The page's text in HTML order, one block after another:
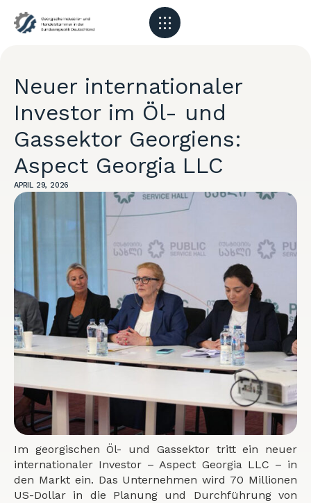
Neuer internationaler
Investor im Öl- und
Gassektor Georgiens:
Aspect Georgia LLC
APRIL 29, 2026
Im georgischen Öl- und Gassektor tritt ein neuer
internationaler Investor – Aspect Georgia LLC – in
den Markt ein. Das Unternehmen wird 70 Millionen
US-Dollar in die Planung und Durchführung von